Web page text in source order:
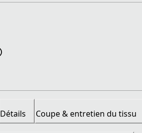
Détails Coupe & entretien du tissu